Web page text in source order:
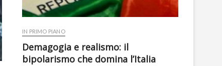
IN PRIMO PIANO
Demagogia e realismo: il
bipolarismo che domina l’Italia